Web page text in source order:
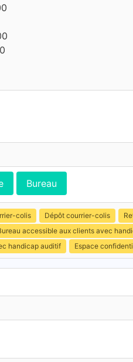
Bureau
colis Dépôt courrier-colis
accessible aux clients avec
handicap auditif
Espace